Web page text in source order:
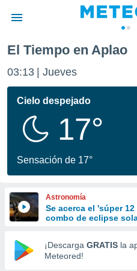
de
por
se
calidad.
a este
las
y
forma
digital
basada
El Tiempo en Aplao
03:13 Jueves
Cielo despejado
17°
Sensación de 17°
Astronomía
Se acerca el 'súper
combo de eclipse
¡Descarga GRATIS la
Meteored!